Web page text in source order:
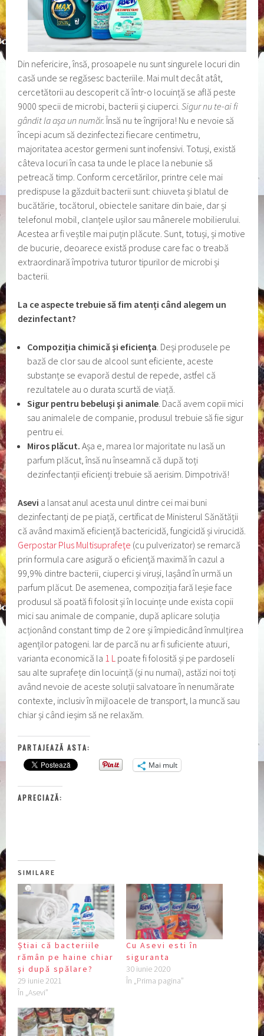
Din nefericire, însă, prosoapele nu sunt singurele locuri din
casă unde se regăsesc bacteriile. Mai mult decât atât,
cercetătorii au descoperit că într-o locuință se află peste
9000 specii de microbi, bacterii și ciuperci.Sigur nu te-ai fi
gândit la așa un număr.Însă nu te îngrijora! Nu e nevoie să
începi acum să dezinfectezi fiecare centimetru,
majoritatea acestor germeni sunt inofensivi. Totuși, există
câteva locuri în casa ta unde le place la nebunie să
petreacă timp. Conform cercetărilor, printre cele mai
predispuse la găzduit bacterii sunt: chiuveta și blatul de
bucătărie, tocătorul, obiectele sanitare din baie, dar și
telefonul mobil, clanțele ușilor sau mânerele mobilierului.
Acestea ar fi veștile mai puțin plăcute. Sunt, totuși, și motive
de bucurie, deoarece există produse care fac o treabă
extraordinară împotriva tuturor tipurilor de microbi și
bacterii.
La ce aspecte trebuie să fim atenți când alegem un
dezinfectant?
Compoziția chimicăși eficienţa. Deşi produsele pe
bază de clor sau de alcool sunt eficiente, aceste
substanțe se evaporă destul de repede, astfel că
rezultatele au o durata scurtă de viață.
Sigur pentru bebeluşişi animale. Dacă avem copii mici
sau animalele de companie, produsul trebuie să fie sigur
pentru ei.
Miros plăcut.Așa e, marea lor majoritate nu lasă un
parfum plăcut, însă nu înseamnă că după toți
dezinfectanții eficienți trebuie să aerisim. Dimpotrivă!
Asevi a lansat anul acesta unul dintre cei mai buni
dezinfectanţi de pe piață, certificat de Ministerul Sănătății
că având maximă eficienţă bactericidă, fungicidă și virucidă.
Gerpostar Plus Multisuprafeţe (cu pulverizator) se remarcă
prin formula care asigură o eficienţă maximă în cazul a
99,9% dintre bacterii, ciuperci și viruși, lașând în urmă un
parfum plăcut. De asemenea, compoziția fară leșie face
produsul să poată fi folosit și în locuințe unde exista copii
mici sau animale de companie, după aplicare soluția
acționând constant timp de 2 ore și împiedicând înmulțirea
agenților patogeni. Iar de parcă nu ar fi suficiente atuuri,
varianta economică la 1 L poate fi folosită și pe pardoseli
sau alte suprafețe din locuință (și nu numai), astăzi noi toți
având nevoie de aceste soluții salvatoare în nenumărate
contexte, inclusiv în mijloacele de transport, la muncă sau
chiar și când ieșim să ne relaxăm.
PARTAJEAZĂ ASTA:
Mai mult
APRECIAZĂ:
SIMILARE
Știai că bacteriile
rămân pe haine chiar
și după spălare?
29 iunie 2021
În „Asevi”
Cu Asevi esti în
siguranta
30 iunie 2020
În „Prima pagina”